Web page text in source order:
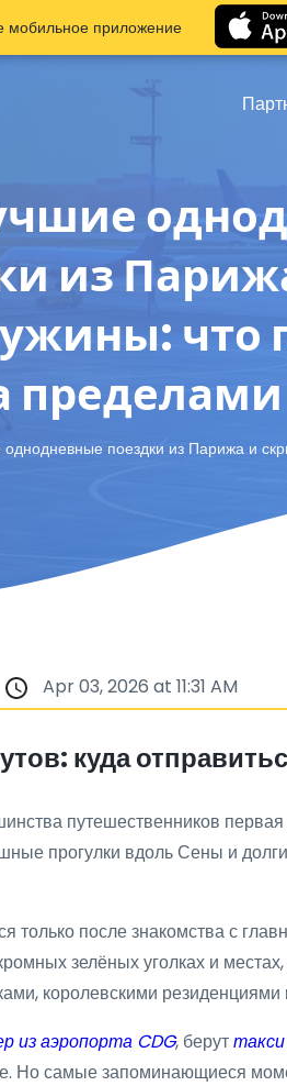
из
что
поездки из Парижа и
мобильное приложение
Apr 03, 2026 at 11:31 AM
куда
путешественников
прогулки вдоль Сены и
только после знакомства с
зелёных уголках и
королевскими
из аэропорта CDG, берут
Но самые запоминающиеся